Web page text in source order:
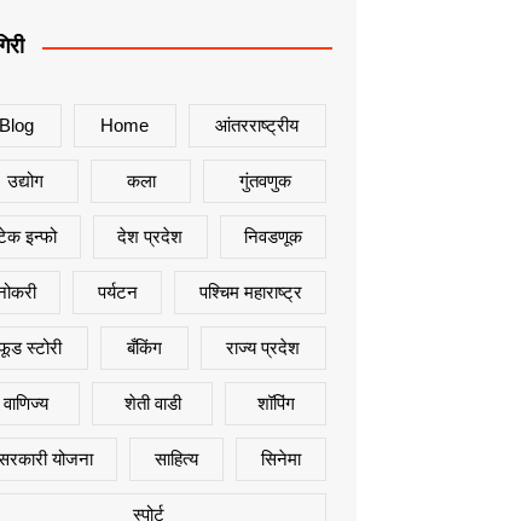
Blog Home आंतरराष्ट्रीय
उद्योग कला गुंतवणुक
इन्फो देश प्रदेश निवडणूक
पर्यटन पश्चिम महाराष्ट्र
स्टोरी बँकिंग राज्य प्रदेश
वाणिज्य शेती वाडी शॉपिंग
योजना साहित्य सिनेमा
स्पोर्ट